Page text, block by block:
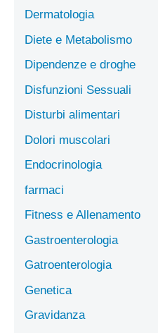
Dermatologia
Diete e Metabolismo
Dipendenze e droghe
Disfunzioni Sessuali
Disturbi alimentari
Dolori muscolari
Endocrinologia
farmaci
Fitness e Allenamento
Gastroenterologia
Gatroenterologia
Genetica
Gravidanza